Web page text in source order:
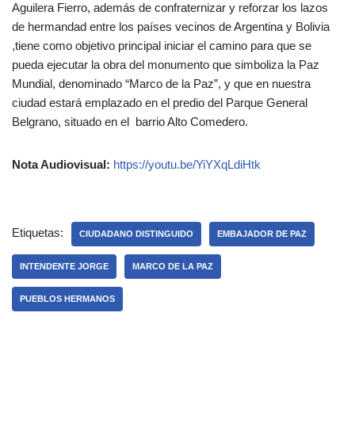
Aguilera Fierro, además de confraternizar y reforzar los lazos
de hermandad entre los países vecinos de Argentina y Bolivia
,tiene como objetivo principal iniciar el camino para que se
pueda ejecutar la obra del monumento que simboliza la Paz
Mundial, denominado “Marco de la Paz”, y que en nuestra
ciudad estará emplazado en el predio del Parque General
Belgrano, situado en el barrio Alto Comedero.
Nota Audiovisual: https://youtu.be/YiYXqLdiHtk
Etiquetas: CIUDADANO DISTINGUIDO EMBAJADOR DE PAZ
INTENDENTE JORGE MARCO DE LA PAZ
PUEBLOS HERMANOS